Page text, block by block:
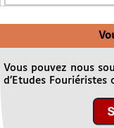
Vous pouvez nous
d’Etudes